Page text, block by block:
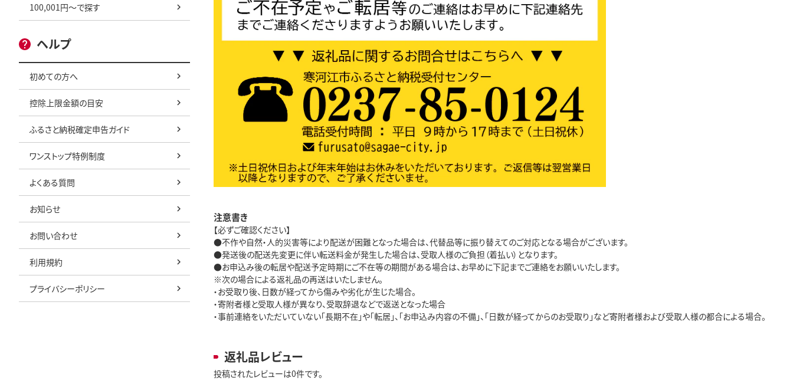
100,001円～で探す
ヘルプ
初めての方へ
控除上限金額の目安
ふるさと納税確定申告ガイド
ワンストップ特例制度
よくある質問
お知らせ
お問い合わせ
利用規約
プライバシーポリシー
注意書き
【必ずご確認ください】
●不作や自然・人的災害等により配送が困難となった場合は、代替品等に振り替えてのご対応となる場合がございます。
●発送後の配送先変更に伴い転送料金が発生した場合は、受取人様のご負担（着払い）となります。
●お申込み後の転居や配送予定時期にご不在等の期間がある場合は、お早めに下記までご連絡をお願いいたします。
※次の場合による返礼品の再送はいたしません。
・お受取り後、日数が経ってから傷みや劣化が生じた場合。
・寄附者様と受取人様が異なり、受取辞退などで返送となった場合
・事前連絡をいただいていない「長期不在」や「転居」、「お申込み内容の不備」、「日数が経ってからのお受取り」など寄附者様および受取人様の都合による場合。
返礼品レビュー
投稿されたレビューは0件です。